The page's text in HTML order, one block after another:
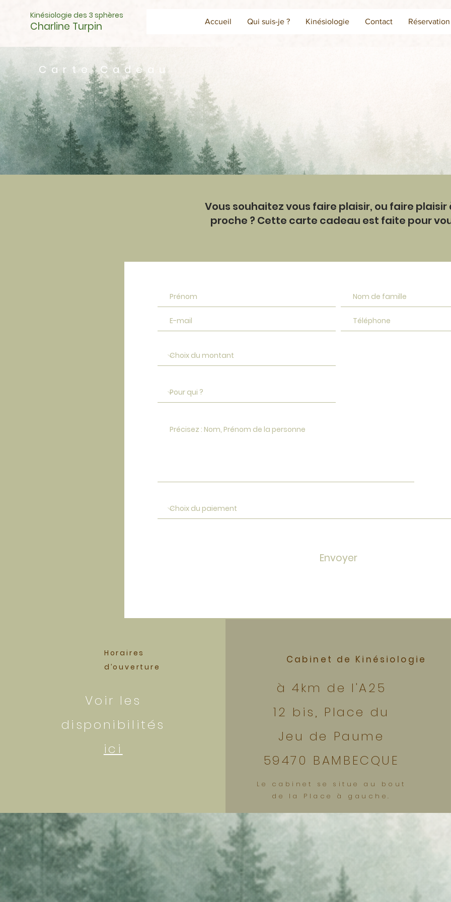
Kinésiologie des 3 sphères
Charline Turpin Accueil Qui suis-je ? Kinésiologie Contact Réservation
Carte Cadeau
Vous souhaitez vous faire plaisir, ou faire plaisir
proche ? Cette carte cadeau est faite pour
Envoyer
Horaires
d’ouverture
Voir les
disponibilités
ici
Cabinet de Kinésiologie
à 4km de l'A25
12 bis, Place du
Jeu de Paume
59470 BAMBECQUE
Le cabinet se situe au bout
de la Place à gauche.